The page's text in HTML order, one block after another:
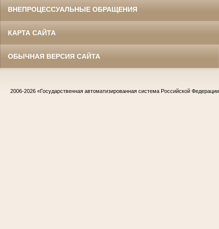
ВНЕПРОЦЕССУАЛЬНЫЕ ОБРАЩЕНИЯ
КАРТА САЙТА
ОБЫЧНАЯ ВЕРСИЯ САЙТА
2006-2026 «Государственная автоматизированная система Российской